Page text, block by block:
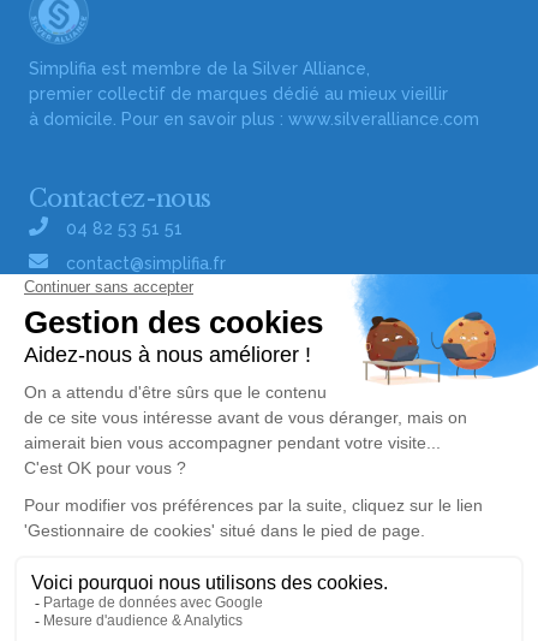
Simplifia est membre de la Silver Alliance,
premier collectif de marques dédié au mieux vieillir
à domicile. Pour en savoir plus : www.silveralliance.com
Contactez-nous
04 82 53 51 51
contact@simplifia.fr
Réseaux sociaux
Liens utiles
Publier un avis de décès
Signaler un abus/une erreur
Consultez nos offres d'emploi
Politique de traitement des données